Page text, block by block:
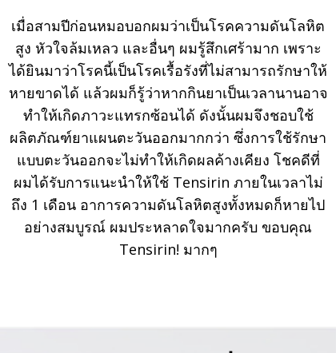
เมื่อสามปีก่อนหมอบอกผมว่าเป็นโรคความดันโลหิต
สูง หัวใจล้มเหลว และอื่นๆ ผมรู้สึกเศร้ามาก เพราะ
ได้ยินมาว่าโรคนี้เป็นโรคเรื้อรังที่ไม่สามารถรักษาให้
หายขาดได้ แล้วผมก็รู้ว่าหากกินยาเป็นเวลานานอาจ
ทำให้เกิดภาวะแทรกซ้อนได้ ดังนั้นผมจึงชอบใช้
ผลิตภัณฑ์ยาแผนตะวันออกมากกว่า ซึ่งการใช้รักษา
แบบตะวันออกจะไม่ทำให้เกิดผลค้างเคียง โชคดีที่
ผมได้รับการแนะนำให้ใช้ Tensirin ภายในเวลาไม่
ถึง 1 เดือน อาการความดันโลหิตสูงทั้งหมดก็หายไป
อย่างสมบูรณ์ ผมประหลาดใจมากครับ ขอบคุณ
Tensirin! มากๆ